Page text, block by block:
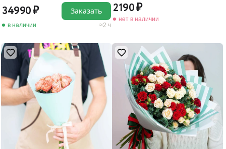
34990
в наличии 2 ч
Заказать 2190
нет в наличии